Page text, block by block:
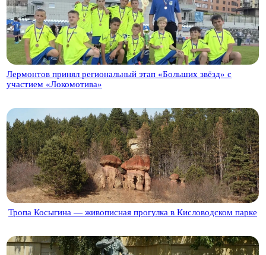
Лермонтов принял региональный этап «Больших звёзд» с
участием «Локомотива»
Тропа Косыгина — живописная прогулка в Кисловодском парке